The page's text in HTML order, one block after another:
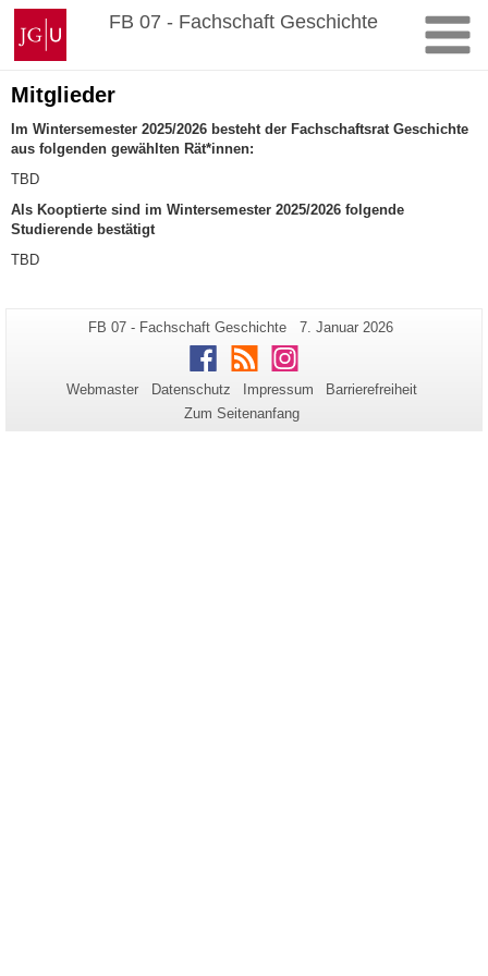
Zum
Inhalt
springen
Johannes
Gutenberg-
Universität
Mainz
FB 07 - Fachschaft Geschichte
Mitglieder
Im Wintersemester 2025/2026 besteht der Fachschaftsrat Geschichte
aus folgenden gewählten Rät*innen:
TBD
Als Kooptierte sind im Wintersemester 2025/2026 folgende
Studierende bestätigt
TBD
Zusätzliche
Informationen
zu
dieser
Seite
Seiten-
FB 07 - Fachschaft Geschichte
Letzte
Aktualisierung:
7. Januar 2026
Facebook
RSS Instagram
Webmaster Datenschutz Impressum
Barrierefreiheit
Zum Seitenanfang